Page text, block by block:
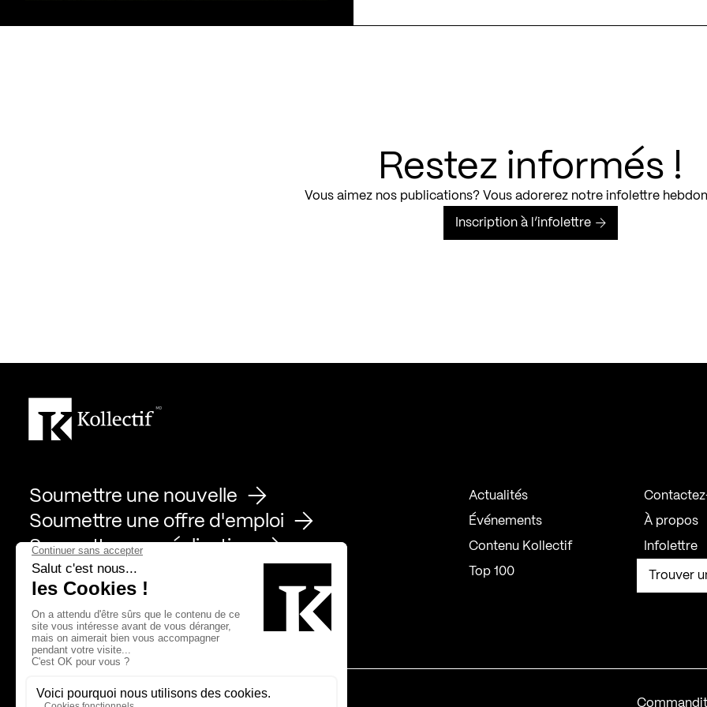
Restez informés !
Vous aimez nos publications? Vous adorerez notre infolettre
Inscription à l’infolettre
Soumettre une nouvelle
Soumettre une offre d'emploi
Soumettre une réalisation
Actualités
Événements
Contenu Kollectif
Top 100
À propos
Infolettre
Trouver
Page Facebook de Kollectif
Page Instagram de Kollectif
Page Linkedin de Kollectif
Partenaires